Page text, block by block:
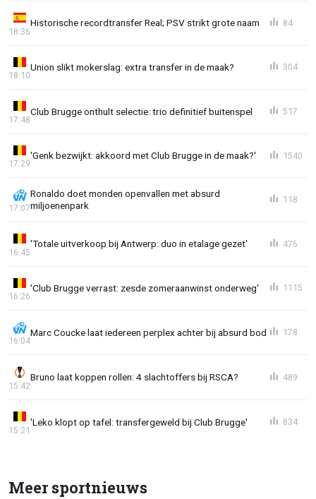
Historische recordtransfer Real; PSV strikt grote naam
18:36
84
Union slikt mokerslag: extra transfer in de maak?
18:10
304
Club Brugge onthult selectie: trio definitief buitenspel
17:48
517
'Genk bezwijkt: akkoord met Club Brugge in de maak?'
17:29
1540
Ronaldo doet monden openvallen met absurd
miljoenenpark
17:07
118
'Totale uitverkoop bij Antwerp: duo in etalage gezet'
16:45
476
'Club Brugge verrast: zesde zomeraanwinst onderweg'
16:26
1115
Marc Coucke laat iedereen perplex achter bij absurd bod
16:04
178
Bruno laat koppen rollen: 4 slachtoffers bij RSCA?
15:42
489
'Leko klopt op tafel: transfergeweld bij Club Brugge'
15:21
834
Meer sportnieuws